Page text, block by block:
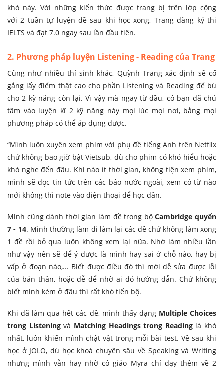
khó này. Với những kiến thức được trang bị trên lớp cộng
với 2 tuần tự luyện đề sau khi học xong, Trang đăng ký thi
IELTS và đạt 7.0 ngay sau lần đầu tiên.
2. Phương pháp luyện Listening - Reading của Trang
Cũng như nhiều thí sinh khác, Quỳnh Trang xác định sẽ cố
gắng lấy điểm thật cao cho phần Listening và Reading để bù
cho 2 kỹ năng còn lại. Vì vậy mà ngay từ đầu, cô bạn đã chú
tâm vào luyện kĩ 2 kỹ năng này mọi lúc mọi nơi, bằng mọi
phương pháp có thể áp dụng được.
“Mình luôn xuyên xem phim với phụ đề tiếng Anh trên Netflix
chứ không bao giờ bật Vietsub, dù cho phim có khó hiểu hoặc
khó nghe đến đâu. Khi nào ít thời gian, không tiện xem phim,
mình sẽ đọc tin tức trên các báo nước ngoài, xem có từ nào
mới không thì note vào điện thoại để học dần.
Mình cũng dành thời gian làm đề trong bộCambridge quyển
7 - 14. Mình thường làm đi làm lại các đề chứ không làm xong
1 đề rồi bỏ qua luôn không xem lại nữa. Nhờ làm nhiều lần
như vậy nên sẽ để ý được là mình hay sai ở chỗ nào, hay bị
vấp ở đoạn nào,... Biết được điều đó thì mới dễ sửa được lỗi
của bản thân, hoặc dễ để nhờ ai đó hướng dẫn. Chứ không
biết mình kém ở đâu thì rất khó tiến bộ.
Khi đã làm qua hết các đề, mình thấy dạng Multiple Choices
trong Listeningvà Matching Headings trong Readinglà khó
nhất, luôn khiến mình chật vật trong mỗi bài test. Về sau khi
học ở JOLO, dù học khoá chuyên sâu về Speaking và Writing
nhưng mình vẫn hay nhờ cô giáo Myra chỉ dạy thêm về 2